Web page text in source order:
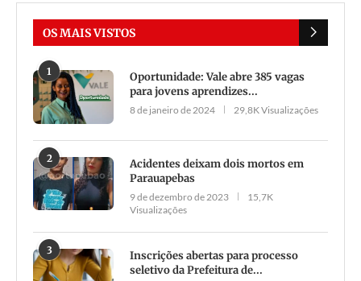
OS MAIS VISTOS
1
Oportunidade: Vale abre 385 vagas
para jovens aprendizes...
8 de janeiro de 2024 29,8K Visualizações
2
Acidentes deixam dois mortos em
Parauapebas
9 de dezembro de 2023
15,7K
Visualizações
3
Inscrições abertas para processo
seletivo da Prefeitura de...